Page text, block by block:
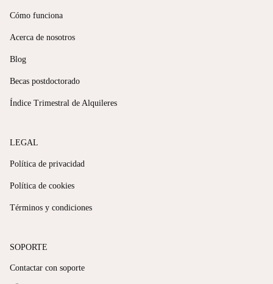
Cómo funciona
Acerca de nosotros
Blog
Becas postdoctorado
Índice Trimestral de Alquileres
LEGAL
Política de privacidad
Política de cookies
Términos y condiciones
SOPORTE
Contactar con soporte